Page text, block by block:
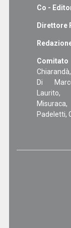
Co -
Direttore
Di
Padeletti,